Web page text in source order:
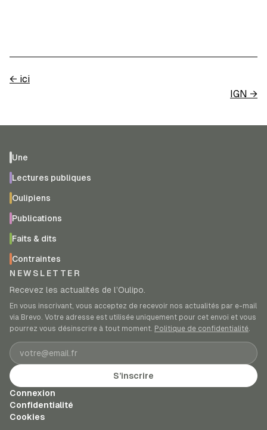
← ici
IGN →
Une
Lectures publiques
Oulipiens
Publications
Faits & dits
Contraintes
NEWSLETTER
Recevez les actualités de l’Oulipo.
En vous inscrivant, vous acceptez de recevoir nos actualités par e-mail
via Brevo. Votre adresse est utilisée uniquement pour cet envoi et vous
pourrez vous désinscrire à tout moment. Politique de confidentialité.
Adresse e-mail
S’inscrire
Connexion
Confidentialité
Cookies